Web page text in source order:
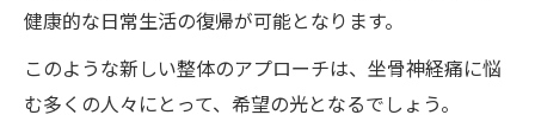
健康的な日常生活の復帰が可能となります。
このような新しい整体のアプローチは、坐骨神経痛に悩
む多くの人々にとって、希望の光となるでしょう。